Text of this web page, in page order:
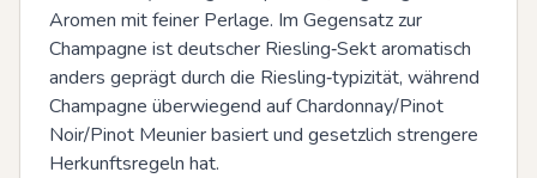
Aromen mit feiner Perlage. Im Gegensatz zur
Champagne ist deutscher Riesling‑Sekt aromatisch
anders geprägt durch die Riesling‑typizität, während
Champagne überwiegend auf Chardonnay/Pinot
Noir/Pinot Meunier basiert und gesetzlich strengere
Herkunftsregeln hat.